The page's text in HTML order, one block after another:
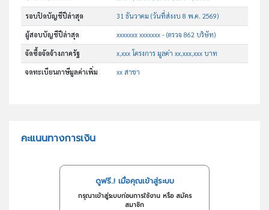
รอบปิดบัญชีปีล่าสุด 31 ธันวาคม (วันที่ส่งงบ 8 พ.ค. 2569)
ผู้สอบบัญชีปีล่าสุด xxxxxxx xxxxxxx - (ตรวจ 862 บริษัท)
จัดซื้อจัดจ้างภาครัฐ x,xxx โครงการ มูลค่า xx,xxx,xxx บาท
จดทะเบียนภาษีมูลค่าเพิ่ม xx สาขา
คะแนนทางการเงิน
ดูฟรี..! เมื่อคุณเข้าสู่ระบบ
กรุณาเข้าสู่ระบบก่อนการใช้งาน หรือ สมัคร
สมาชิก